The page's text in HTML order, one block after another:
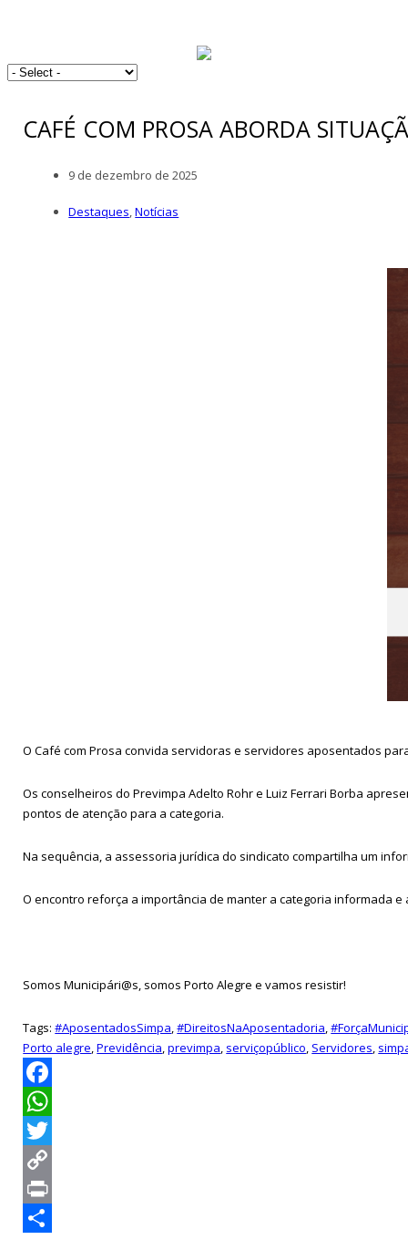
CAFÉ COM PROSA ABORDA
9 de dezembro de 2025
Destaques,Notícias
O Café com Prosa convida servidoras e servidores aposentados
Os conselheiros do Previmpa Adelto Rohr e Luiz Ferrari Borba
pontos de atenção para a categoria.
Na sequência, a assessoria jurídica do sindicato compartilha um
O encontro reforça a importância de manter a categoria informada
Somos Municipári@s, somos Porto Alegre e vamos resistir!
Tags:#AposentadosSimpa,#DireitosNaAposentadoria,
Porto alegre,Previdência,previmpa, serviçopúblico, Servidores,
Facebook
WhatsApp
Twitter
Copy
Link
Print